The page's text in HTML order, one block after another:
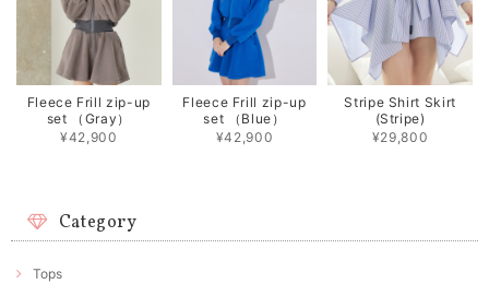
Fleece Frill zip-up
set （Gray）
¥42,900
Fleece Frill zip-up
set （Blue）
¥42,900
Stripe Shirt Skirt
(Stripe)
¥29,800
Category
Tops